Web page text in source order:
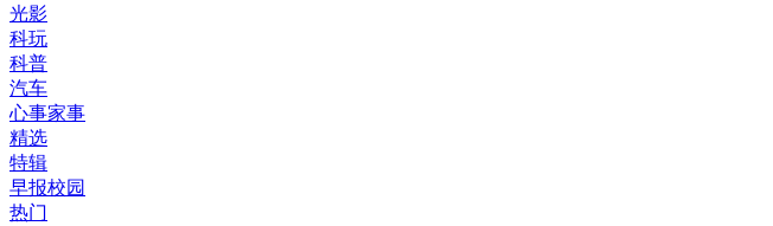
光影
科玩
科普
汽车
心事家事
精选
特辑
早报校园
热门